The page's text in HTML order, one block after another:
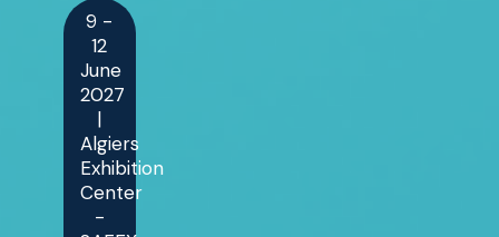
9 -
12
June
2027
|
Algiers
Exhibition
Center
-